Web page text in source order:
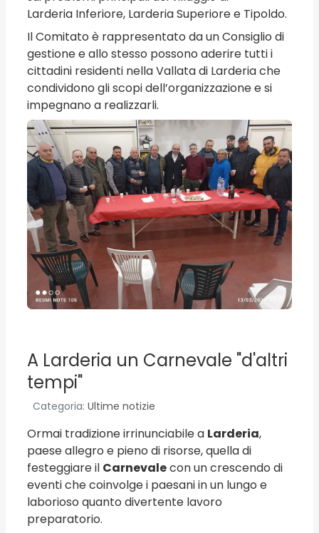
Larderia Inferiore, Larderia Superiore e Tipoldo.
Il Comitato è rappresentato da un Consiglio di
gestione e allo stesso possono aderire tutti i
cittadini residenti nella Vallata di Larderia che
condividono gli scopi dell’organizzazione e si
impegnano a realizzarli.
A Larderia un Carnevale "d'altri
tempi"
Categoria: Ultime notizie
Ormai tradizione irrinunciabile a Larderia,
paese allegro e pieno di risorse, quella di
festeggiare il Carnevalecon un crescendo di
eventi che coinvolge i paesani in un lungo e
laborioso quanto divertente lavoro
preparatorio.